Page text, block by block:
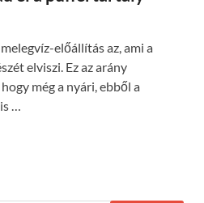
előállítás az, ami a
elviszi. Ez az arány
még a nyári, ebből a
…